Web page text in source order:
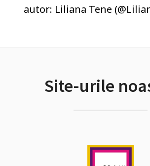
autor: Liliana Tene
Site-urile